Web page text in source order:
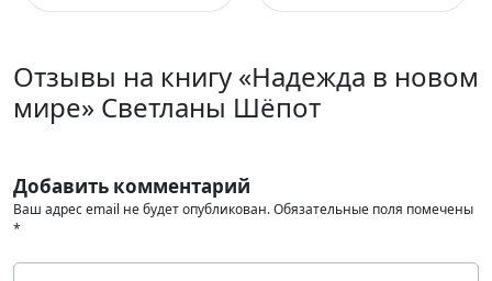
Отзывы на книгу «Надежда в новом
мире» Светланы Шёпот
Добавить комментарий
Ваш адрес email не будет опубликован.Обязательные поля помечены
*